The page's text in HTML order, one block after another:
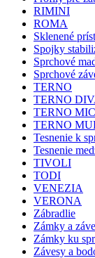
RIMINI
ROMA
Sklenené
Spojky
Sprchové
Sprchové
TERNO
TERNO
TERNO
TERNO
Tesnenie k
Tesnenie
TIVOLI
TODI
VENEZIA
VERONA
Zábradlie
Zámky a
Zámky ku
Závesy a